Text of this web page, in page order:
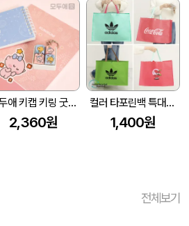
모두애 키캡 키링 굿즈
2,360원
컬러 타포린백 특대형(3색) (중량140g±5)(530x300x380mm)
1,400원
전체보기